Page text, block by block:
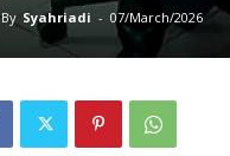
By Syahriadi - 07/March/2026